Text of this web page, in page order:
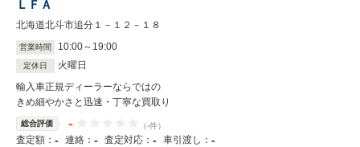
ＬＦＡ
北海道北斗市追分１－１２－１８
営業時間 10:00～ 19:00
定休日
火曜日
輸入車正規ディーラーならではの
きめ細やかさと迅速・丁寧な買取り
総合評価 - （-件）
査定額： - 連絡： - 査定対応： - 車引渡し： -